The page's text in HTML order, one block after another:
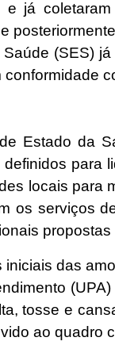
e já
(SES)
conformidade
Estado da
definidos para
locais para
os serviços
iniciais das
tosse e
ao quadro